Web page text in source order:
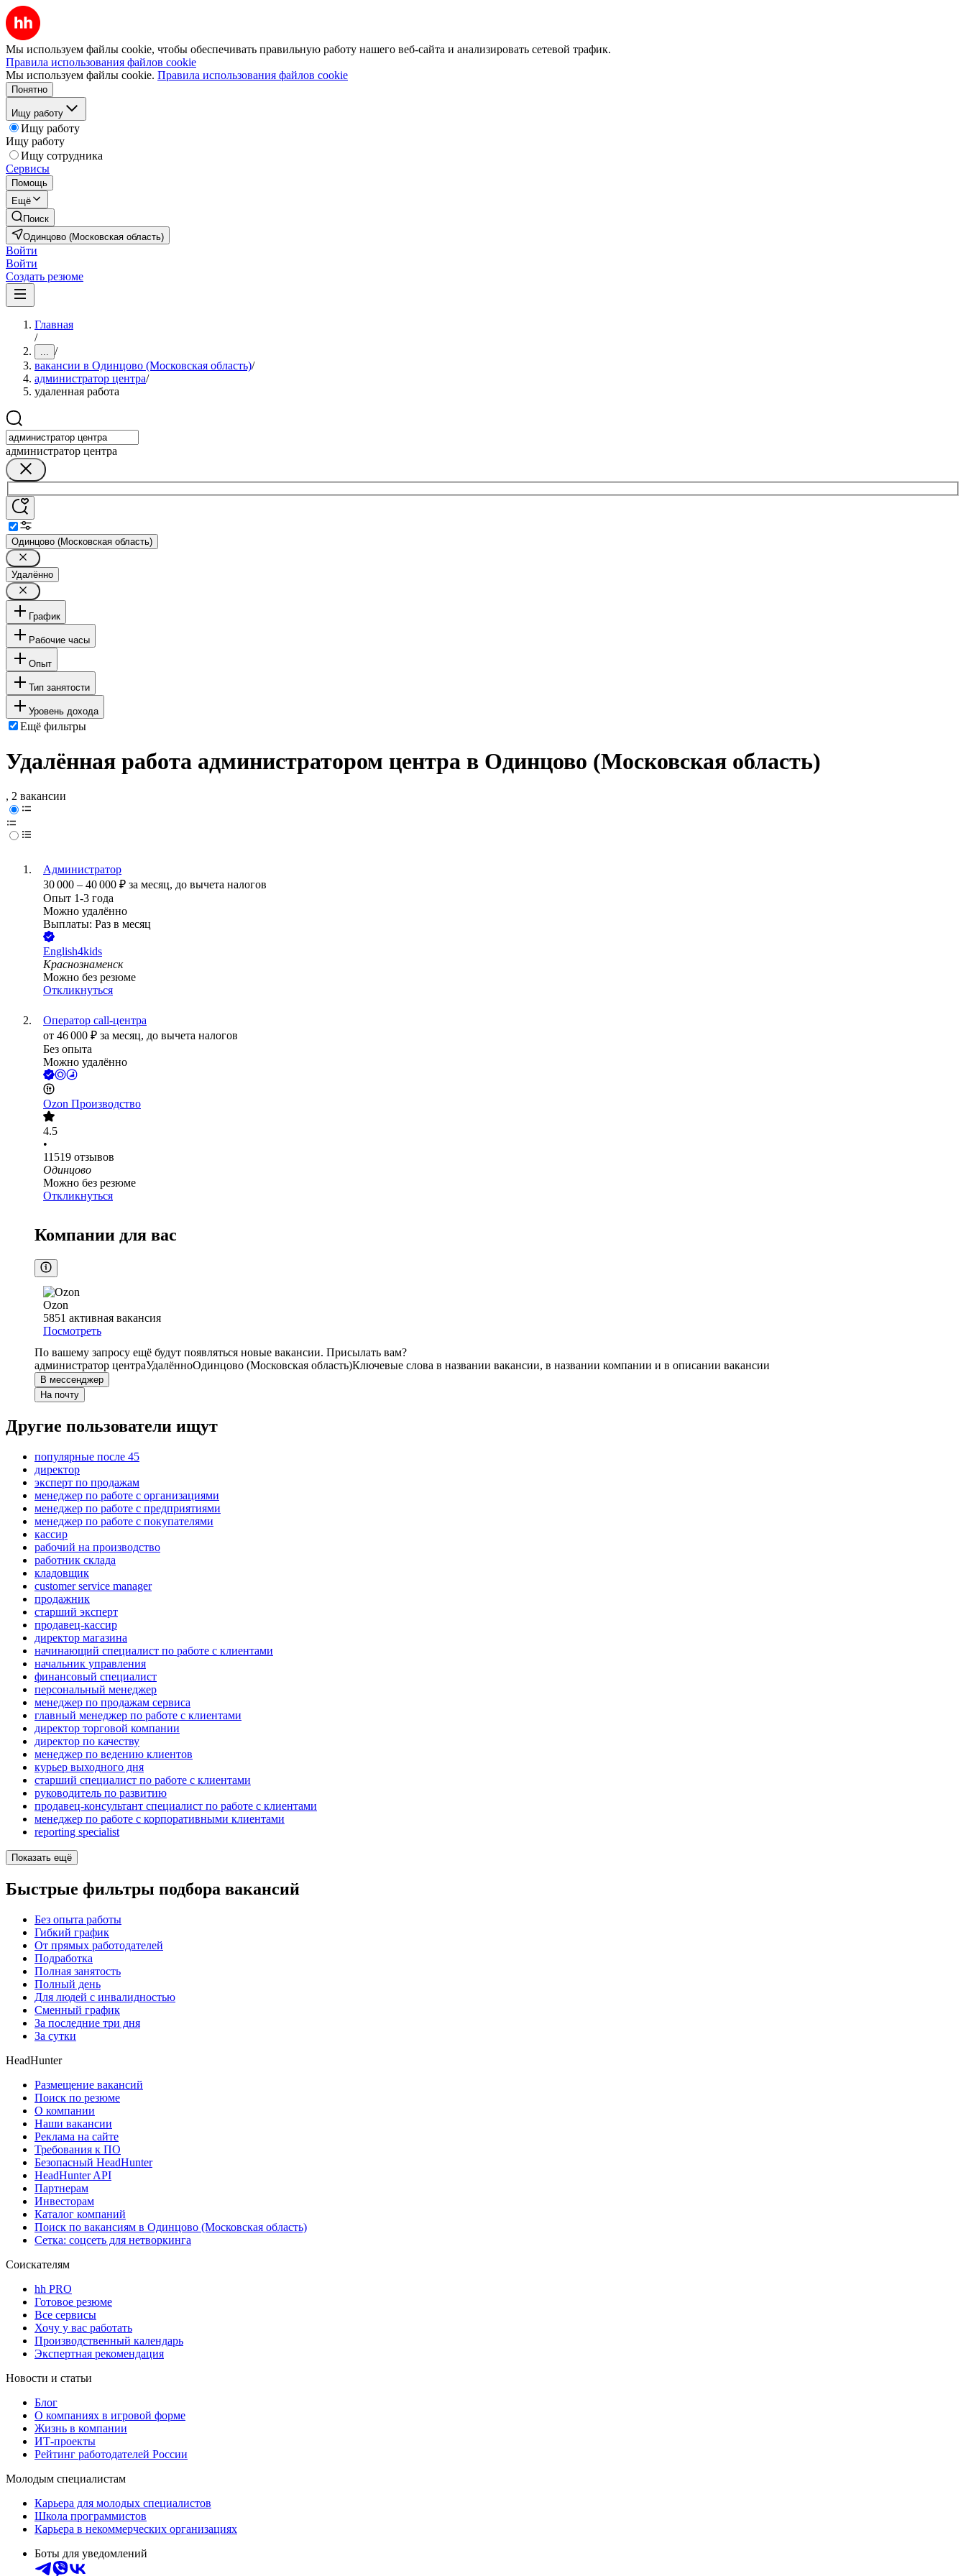
Мы используем файлы cookie, чтобы обеспечивать правильную работу нашего веб-сайта и анализировать сетевой трафик.
Правила использования файлов cookie
Мы используем файлы cookie. Правила использования файлов cookie
Понятно
Ищу работу
Ищу работу
Ищу работу
Ищу сотрудника
Сервисы
Помощь
Ещё
Поиск
Одинцово (Московская область)
Войти
Войти
Создать резюме
Главная
/
... /
вакансии в Одинцово (Московская область)/
администратор центра/
удаленная работа
администратор центра
Одинцово (Московская область)
Удалённо
График
Рабочие часы
Опыт
Тип занятости
Уровень дохода
Ещё фильтры
Удалённая работа администратором центра в Одинцово (Московская область)
, 2 вакансии
Администратор
30 000 – 40 000 ₽ за месяц, до вычета налогов
Опыт 1-3 года
Можно удалённо
Выплаты: Раз в месяц
English4kids
Краснознаменск
Можно без резюме
Откликнуться
Оператор call-центра
от 46 000 ₽ за месяц, до вычета налогов
Без опыта
Можно удалённо
Ozon Производство
4.5
•
11519 отзывов
Одинцово
Можно без резюме
Откликнуться
Компании для вас
Ozon
5851 активная вакансия
Посмотреть
По вашему запросу ещё будут появляться новые вакансии. Присылать вам?
администратор центраУдалённоОдинцово (Московская область)Ключевые слова в названии вакансии, в названии компании и в описании вакансии
В мессенджер
На почту
Другие пользователи ищут
популярные после 45
директор
эксперт по продажам
менеджер по работе с организациями
менеджер по работе с предприятиями
менеджер по работе с покупателями
кассир
рабочий на производство
работник склада
кладовщик
customer service manager
продажник
старший эксперт
продавец-кассир
директор магазина
начинающий специалист по работе с клиентами
начальник управления
финансовый специалист
персональный менеджер
менеджер по продажам сервиса
главный менеджер по работе с клиентами
директор торговой компании
директор по качеству
менеджер по ведению клиентов
курьер выходного дня
старший специалист по работе с клиентами
руководитель по развитию
продавец-консультант специалист по работе с клиентами
менеджер по работе с корпоративными клиентами
reporting specialist
Показать ещё
Быстрые фильтры подбора вакансий
Без опыта работы
Гибкий график
От прямых работодателей
Подработка
Полная занятость
Полный день
Для людей с инвалидностью
Сменный график
За последние три дня
За сутки
HeadHunter
Размещение вакансий
Поиск по резюме
О компании
Наши вакансии
Реклама на сайте
Требования к ПО
Безопасный HeadHunter
HeadHunter API
Партнерам
Инвесторам
Каталог компаний
Поиск по вакансиям в Одинцово (Московская область)
Сетка: соцсеть для нетворкинга
Соискателям
hh PRO
Готовое резюме
Все сервисы
Хочу у вас работать
Производственный календарь
Экспертная рекомендация
Новости и статьи
Блог
О компаниях в игровой форме
Жизнь в компании
ИТ-проекты
Рейтинг работодателей России
Молодым специалистам
Карьера для молодых специалистов
Школа программистов
Карьера в некоммерческих организациях
Боты для уведомлений